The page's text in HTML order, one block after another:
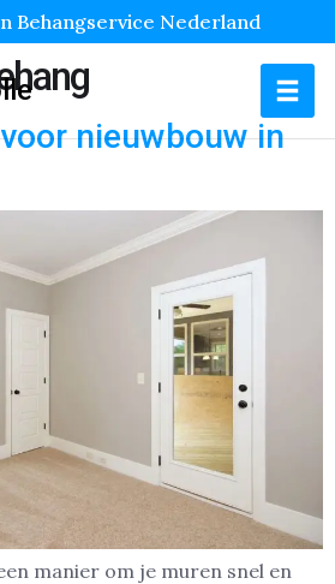
Behangservice Nederland
nieuwbouw in
manier om je muren snel en